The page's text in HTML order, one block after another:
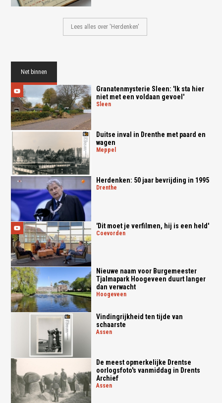
Lees alles over 'Herdenken'
Net binnen
Granatenmysterie Sleen: 'Ik sta hier
niet met een voldaan gevoel'
sleen
Duitse inval in Drenthe met paard en
wagen
meppel
Herdenken: 50 jaar bevrijding in 1995
drenthe
'Dit moet je verfilmen, hij is een held'
coevorden
Nieuwe naam voor Burgemeester
Tjalmapark Hoogeveen duurt langer
dan verwacht
hoogeveen
Vindingrijkheid ten tijde van
schaarste
assen
De meest opmerkelijke Drentse
oorlogsfoto's vanmiddag in Drents
Archief
assen